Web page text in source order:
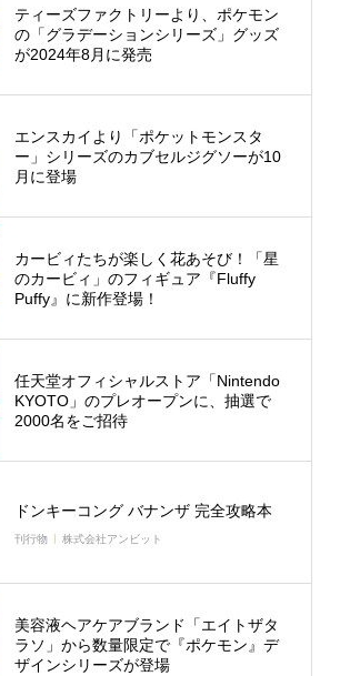
ティーズファクトリーより、ポケモン
の「グラデーションシリーズ」グッズ
が2024年8月に発売
エンスカイより「ポケットモンスタ
ー」シリーズのカブセルジグソーが10
月に登場
カービィたちが楽しく花あそび！「星
のカービィ」のフィギュア『Fluffy
Puffy』に新作登場！
任天堂オフィシャルストア「Nintendo
KYOTO」のプレオープンに、抽選で
2000名をご招待
ドンキーコング バナンザ 完全攻略本
刊行物 株式会社アンビット
美容液ヘアケアブランド「エイトザタ
ラソ」から数量限定で『ポケモン』デ
ザインシリーズが登場